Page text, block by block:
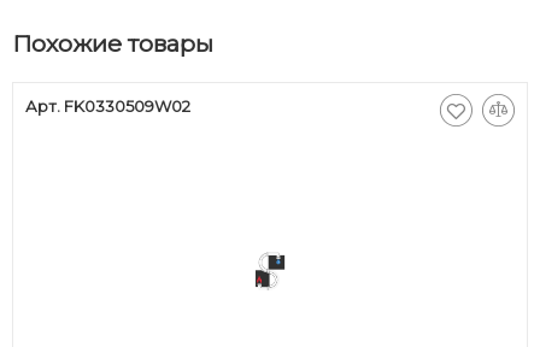
Похожие товары
Арт. FK0330509W02